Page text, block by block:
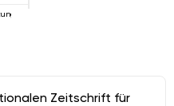
Zeitschrift für